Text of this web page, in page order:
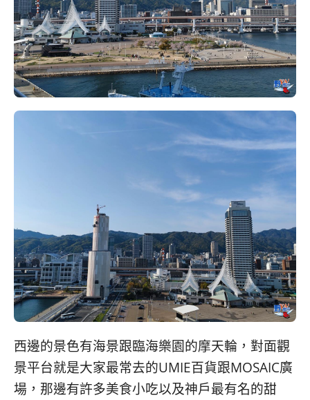
西邊的景色有海景跟臨海樂園的摩天輪，對面觀
景平台就是大家最常去的UMIE百貨跟MOSAIC廣
場，那邊有許多美食小吃以及神戶最有名的甜